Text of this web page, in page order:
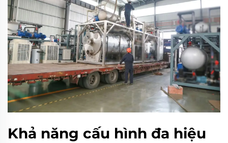
Khả năng cấu hình đa hiệu